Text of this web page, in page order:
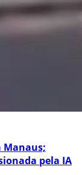
Manaus;
pela IA